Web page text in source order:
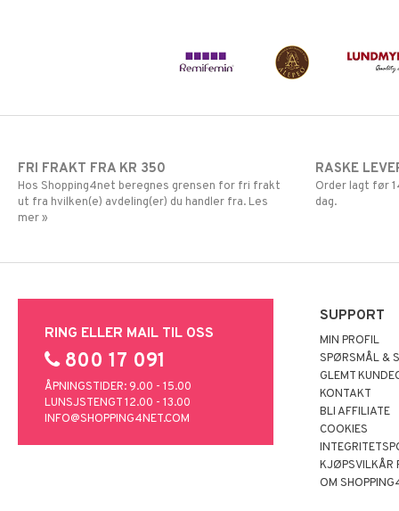
FRI FRAKT FRA KR 350
Hos Shopping4net beregnes grensen for fri frakt
ut fra hvilken(e) avdeling(er) du handler fra. Les
mer »
RASKE
Order lagt før
dag.
RING ELLER MAIL TIL OSS
800 17 091
ÅPNINGSTIDER: 9.00 - 15.00
LUNSJSTENGT 12.00 - 13.00
INFO@SHOPPING4NET.COM
SUPPORT
MIN PROFIL
SPØRSMÅL &
GLEMT
KONTAKT
BLI AFFILIATE
COOKIES
KJØPSVILKÅR
OM